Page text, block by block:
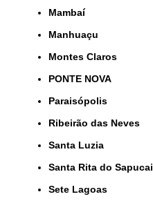
Mambaí
Manhuaçu
Montes Claros
PONTE NOVA
Paraisópolis
Ribeirão das Neves
Santa Luzia
Santa Rita do Sapucai
Sete Lagoas